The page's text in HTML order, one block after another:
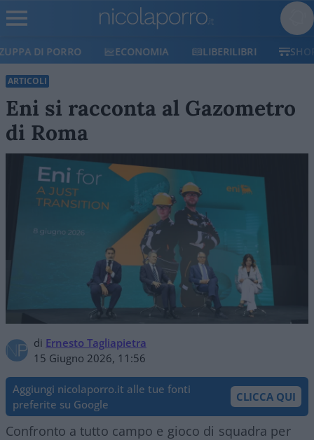
ECONOMIA LIBERILIBRI SHOP SOSTIENICI
ARTICOLI
Eni si racconta al Gazometro
di Roma
di Ernesto Tagliapietra
15 Giugno 2026, 11:56
Aggiungi nicolaporro.it alle tue fonti
preferite su Google
CLICCA QUI
Confronto a tutto campo e gioco di squadra per